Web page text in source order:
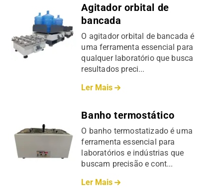
Agitador orbital de
bancada
O agitador orbital de bancada é
uma ferramenta essencial para
qualquer laboratório que busca
resultados preci...
Ler Mais
Banho termostático
O banho termostatizado é uma
ferramenta essencial para
laboratórios e indústrias que
buscam precisão e cont...
Ler Mais